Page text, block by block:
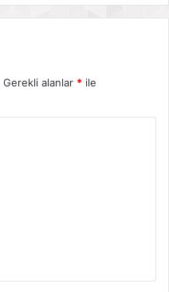
Gerekli alanlar * ile